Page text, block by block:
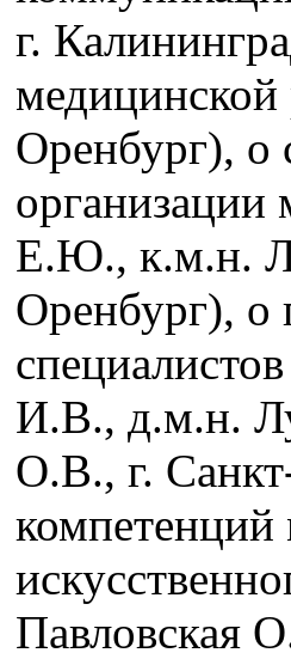
г.
Оренбург), о
Е.Ю., к.м.н.
Оренбург), о
И.В., д.м.н.
О.В., г.
компетенций
Павловская